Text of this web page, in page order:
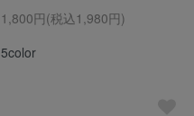
1,800円(税込1,980円)
5color